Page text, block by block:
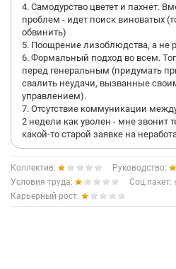
4. Самодурство цветет и пахнет.
проблем - идет поиск виноватых
обвинить)
5. Поощрение лизоблюдства, а не
6. Формальный подход во всем.
перед генеральным (придумать
свалить неудачи, вызванные
управлением).
7. Отсутствие коммуникации
2 недели как уволен - мне звонит
какой-то старой заявке на
Коллектив:
Руководство:
Условия труда:
Соц.пакет:
Карьерный рост: